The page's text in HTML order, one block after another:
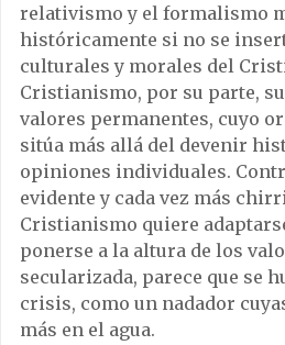
relativismo y el formalismo
históricamente si no se
culturales y morales del
Cristianismo, por su parte,
valores permanentes, cuyo
sitúa más allá del devenir
opiniones individuales.
evidente y cada vez más
Cristianismo quiere
ponerse a la altura de los
secularizada, parece que se
crisis, como un nadador
más en el agua.